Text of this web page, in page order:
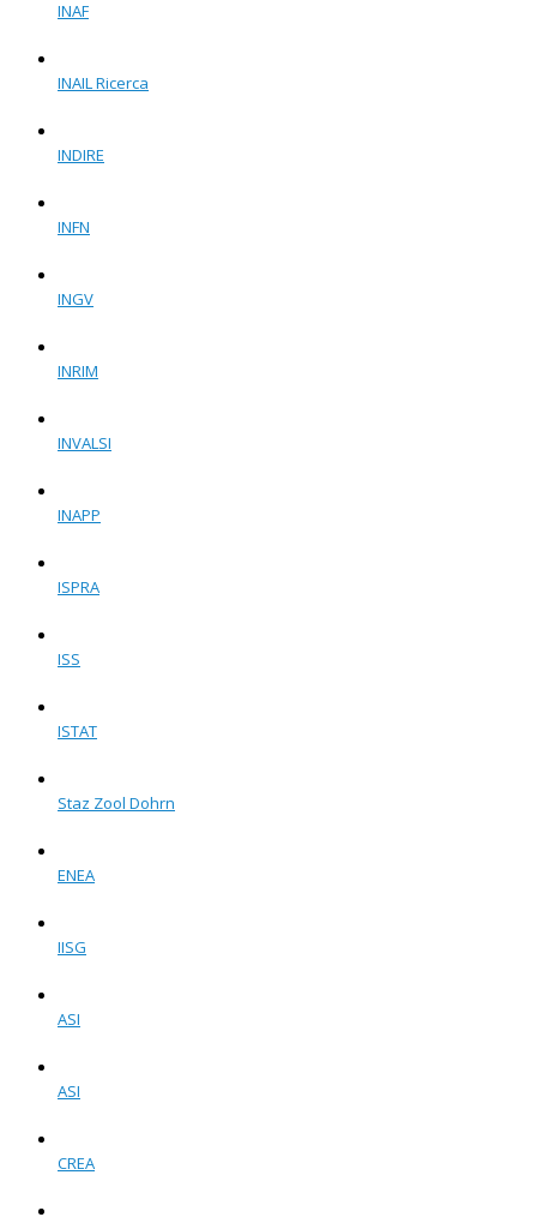
INAF
INAIL Ricerca
INDIRE
INFN
INGV
INRIM
INVALSI
INAPP
ISPRA
ISS
ISTAT
Staz Zool Dohrn
ENEA
IISG
ASI
ASI
CREA